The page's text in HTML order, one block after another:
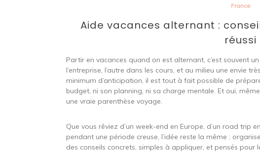
France
Aide vacances alternant :
réussi
Partir en vacances quand on est alternant, c’est souvent
l’entreprise, l’autre dans les cours, et au milieu une envie
minimum d’anticipation, il est tout à fait possible de
budget, ni son planning, ni sa charge mentale. Et oui,
une vraie parenthèse voyage.
Que vous rêviez d’un week-end en Europe, d’un road trip
pendant une période creuse, l’idée reste la même :
des conseils concrets, simples à appliquer, et pensés pour